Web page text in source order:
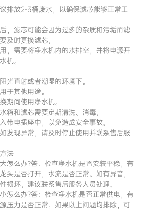
排放2-3桶废水，以确保滤芯能够正常工
，滤芯可能会因为过多的杂质和污垢而滤
及时更换滤芯。
，需要将净水机内的水排空，并将电源开
机。
光直射或者潮湿的环境下。
于其他用途。
期间使用净水机。
箱和滤芯需要定期清洗、消毒。
带电插座中，以免造成安全事故。
发现异常，请及时停止使用并联系售后服
法
怎么办?答：检查净水机是否安装平稳，有
头是否打开，水流是否正常。如有异音，
损坏，建议联系售后服务人员处理。
怎么办?答：检查净水机是否正常供电，有
压力是否正常。如果以上问题均排除，可